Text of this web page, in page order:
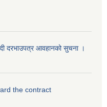
दरभाउपत्र आवहानको सुचना ।
the contract